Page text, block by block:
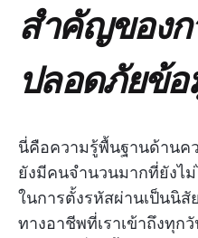
สำคัญของก
ปลอดภัยข้อ
นี่คือความรู้พื้นฐานด้านค
ยังมีคนจำนวนมากที่ยังไ
ในการตั้งรหัสผ่านเป็นนิ
ทางอาชีพที่เราเข้าถึงทุก